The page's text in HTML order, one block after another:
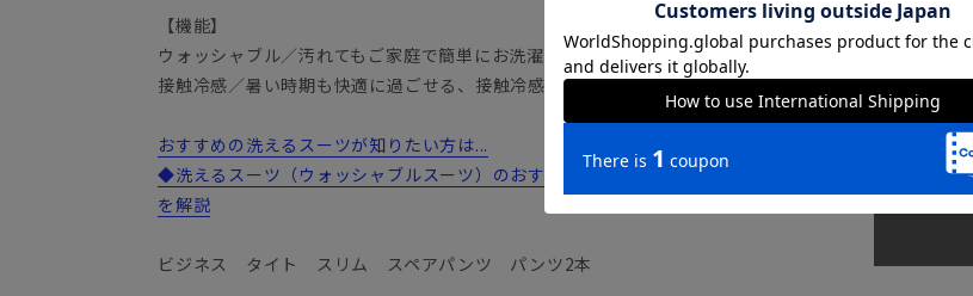
【機能】
ウォッシャブル／汚れてもご家庭で簡単にお洗濯が可能です。
接触冷感／暑い時期も快適に過ごせる、接触冷感性のある素材を使用しています。
おすすめの洗えるスーツが知りたい方は...
◆洗えるスーツ（ウォッシャブルスーツ）のおすすめ12選！コスパのいい選び方や洗い方
を解説
ビジネス タイト スリム スペアパンツ パンツ2本
185cm
190cm
ウエストの